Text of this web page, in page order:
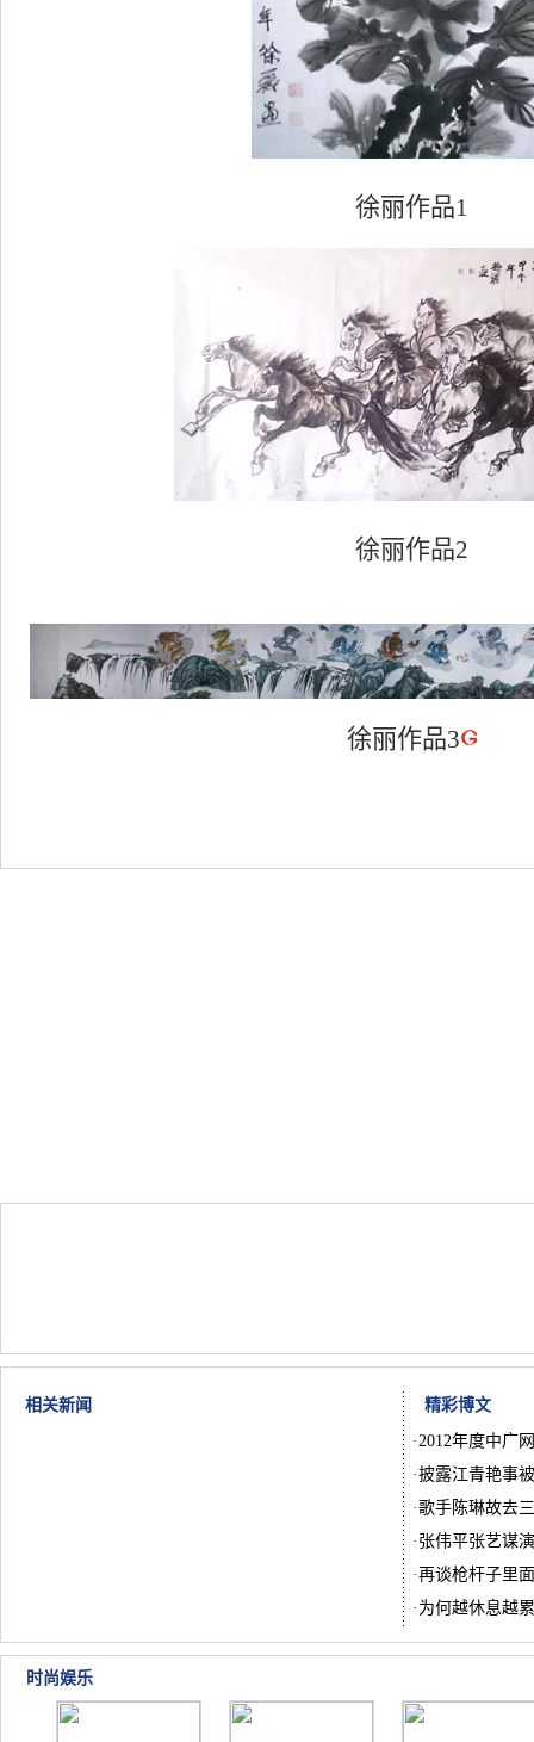
徐丽作品1
徐丽作品2
徐丽作品3
相关新闻
精彩博文
·2012年度中广
·披露江青艳事
·歌手陈琳故去
· 张伟平张艺谋
·再谈枪杆子里
· 为何越休息越
时尚娱乐